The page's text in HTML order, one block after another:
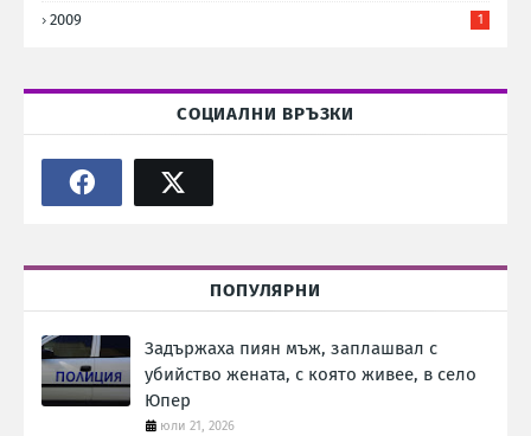
2009 1
СОЦИАЛНИ ВРЪЗКИ
ПОПУЛЯРНИ
Задържаха пиян мъж, заплашвал с
убийство жената, с която живее, в село
Юпер
юли 21, 2026